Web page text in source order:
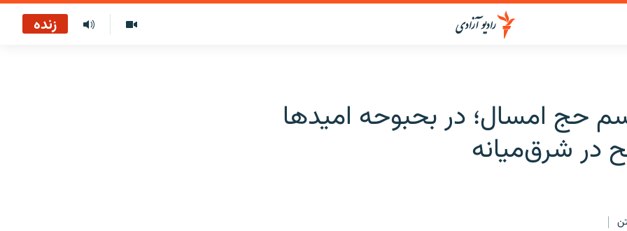
زنده
حج امسال؛ در بحبوحه امیدها
در شرق‌میانه